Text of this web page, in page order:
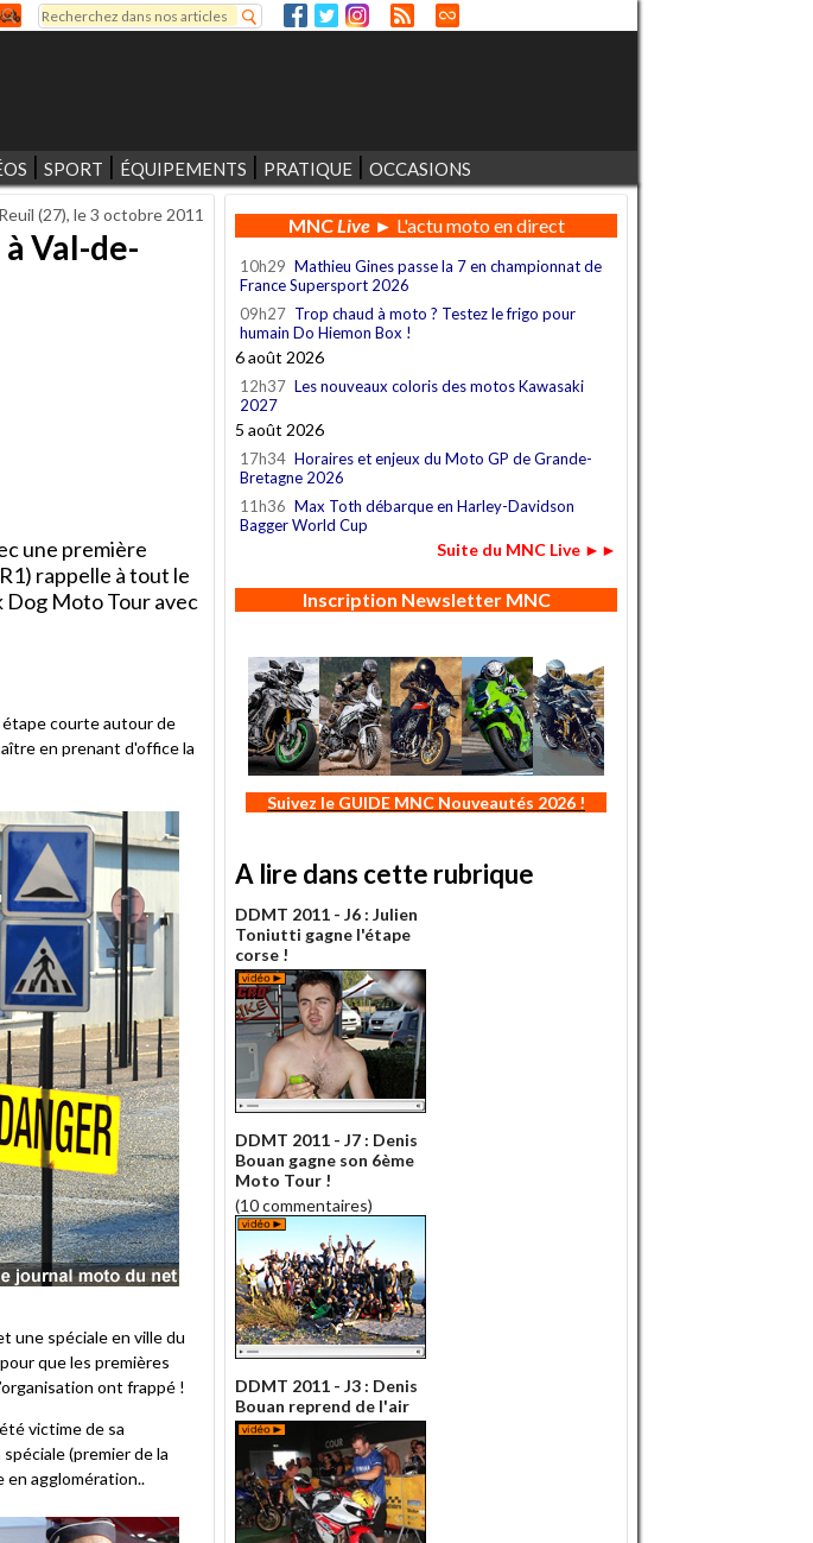
Formulaire de recherche
Rechercher
SPORT ÉQUIPEMENTS PRATIQUE OCCASIONS
(27), le3 octobre 2011
Val-de-
une première
rappelle à tout le
Dog Moto Tour avec
courte autour de
en prenant d'office la
une spéciale en ville du
que les premières
ont frappé !
victime de sa
(premier de la
en agglomération..
MNCLive► L'actu moto en direct
10h29 Mathieu Gines passe la 7 en championnat de
France Supersport 2026
09h27 Trop chaud à moto ? Testez le frigo pour
humain Do Hiemon Box !
6 août 2026
12h37 Les nouveaux coloris des motos Kawasaki
2027
5 août 2026
17h34 Horaires et enjeux du Moto GP de Grande-
Bretagne 2026
11h36 Max Toth débarque en Harley-Davidson
Bagger World Cup
Suite du MNC Live ►►
Inscription Newsletter MNC
Suivez le GUIDE MNC Nouveautés 2026 !
A lire dans cette rubrique
DDMT 2011 - J6 : Julien
Toniutti gagne l'étape
corse !
DDMT 2011 - J7 : Denis
Bouan gagne son 6ème
Moto Tour !
(10 commentaires)
DDMT 2011 - J3 : Denis
Bouan reprend de l'air